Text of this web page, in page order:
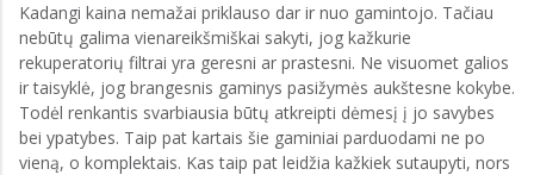
Kadangi kaina nemažai priklauso dar ir nuo gamintojo. Tačiau
nebūtų galima vienareikšmiškai sakyti, jog kažkurie
rekuperatorių filtrai yra geresni ar prastesni. Ne visuomet galios
ir taisyklė, jog brangesnis gaminys pasižymės aukštesne kokybe.
Todėl renkantis svarbiausia būtų atkreipti dėmesį į jo savybes
bei ypatybes. Taip pat kartais šie gaminiai parduodami ne po
vieną, o komplektais. Kas taip pat leidžia kažkiek sutaupyti, nors